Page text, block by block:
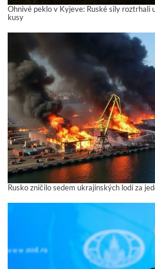
Ohnivé peklo v Kyjeve: Ruské sily roztrhali
kusy
Rusko zničilo sedem ukrajinských lodí za